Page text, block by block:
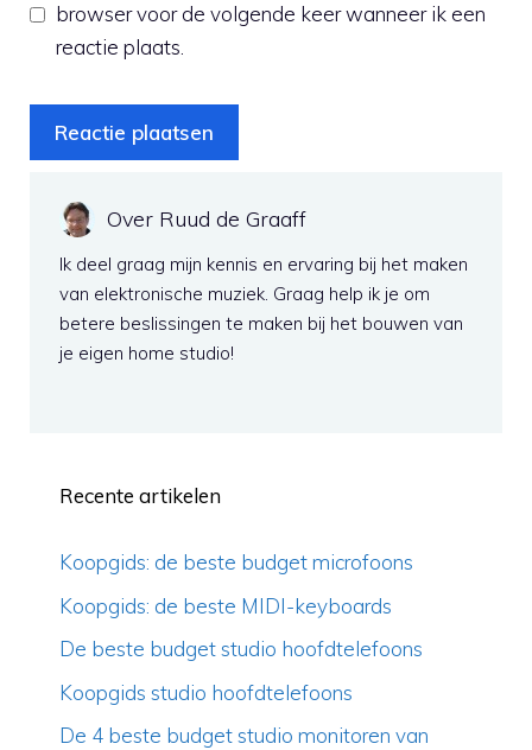
browser voor de volgende keer wanneer ik een
reactie plaats.
Over Ruud de Graaff
Ik deel graag mijn kennis en ervaring bij het maken
van elektronische muziek. Graag help ik je om
betere beslissingen te maken bij het bouwen van
je eigen home studio!
Recente artikelen
Koopgids: de beste budget microfoons
Koopgids: de beste MIDI-keyboards
De beste budget studio hoofdtelefoons
Koopgids studio hoofdtelefoons
De 4 beste budget studio monitoren van